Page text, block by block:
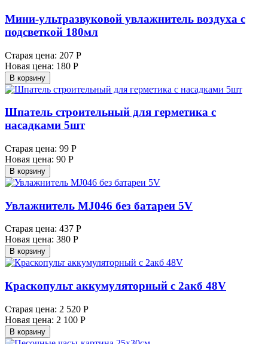
Мини-ультразвуковой увлажнитель воздуха с
подсветкой 180мл
Старая цена: 207 Р
Новая цена: 180 Р
В корзину
Шпатель строительный для герметика с
насадками 5шт
Старая цена: 99 Р
Новая цена: 90 Р
В корзину
Увлажнитель MJ046 без батареи 5V
Старая цена: 437 Р
Новая цена: 380 Р
В корзину
Краскопульт аккумуляторный с 2акб 48V
Старая цена: 2 520 Р
Новая цена: 2 100 Р
В корзину